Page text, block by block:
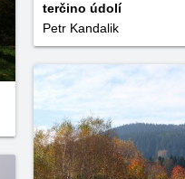
terčino údolí
Petr Kandalik